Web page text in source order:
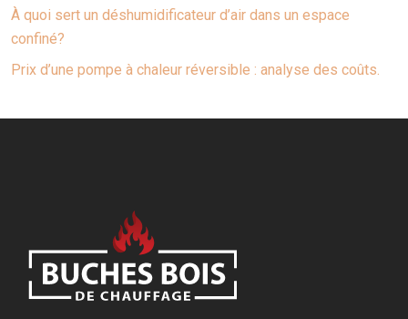
À quoi sert un déshumidificateur d’air dans un espace
confiné?
Prix d’une pompe à chaleur réversible : analyse des coûts.